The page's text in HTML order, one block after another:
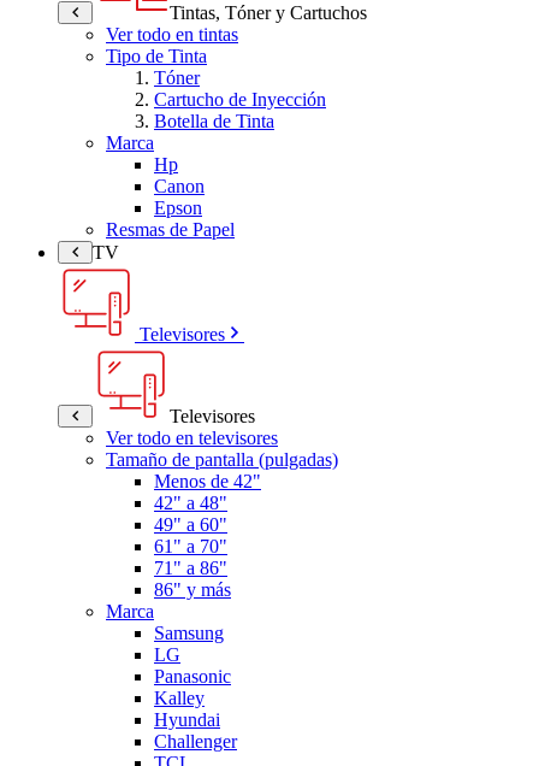
Tintas, Tóner y Cartuchos
Ver todo en tintas
Tipo de Tinta
Tóner
Cartucho de Inyección
Botella de Tinta
Marca
Hp
Canon
Epson
Resmas de Papel
TV
Televisores
Televisores
Ver todo en televisores
Tamaño de pantalla (pulgadas)
Menos de 42"
42" a 48"
49" a 60"
61" a 70"
71" a 86"
86" y más
Marca
Samsung
LG
Panasonic
Kalley
Hyundai
Challenger